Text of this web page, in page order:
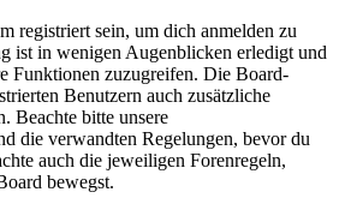
registriert sein, um dich anmelden zu
ist in wenigen Augenblicken erledigt und
Funktionen zuzugreifen. Die Board-
Benutzern auch zusätzliche
Beachte bitte unsere
die verwandten Regelungen, bevor du
auch die jeweiligen Forenregeln,
bewegst.